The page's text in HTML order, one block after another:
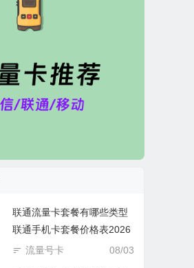
联通流量卡套餐有哪些类型
联通手机卡套餐价格表2026
08/03
流量号卡